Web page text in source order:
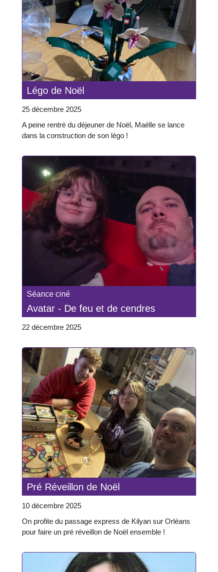
Légo de Noël
25 décembre 2025
A peine rentré du déjeuner de Noël, Maëlle se lance
dans la construction de son légo !
Séance ciné
Avatar - De feu et de cendres
22 décembre 2025
Pré Réveillon de Noël
10 décembre 2025
On profite du passage express de Kilyan sur Orléans
pour faire un pré réveillon de Noël ensemble !